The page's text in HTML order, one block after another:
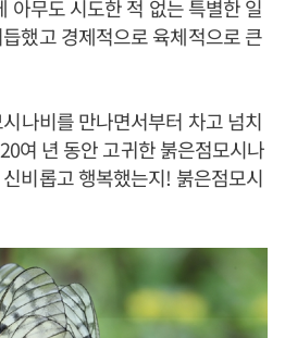
아무도 시도한 적 없는 특별한 일
했고 경제적으로 육체적으로 큰
나비를 만나면서부터 차고 넘치
여 년 동안 고귀한 붉은점모시나
비롭고 행복했는지! 붉은점모시